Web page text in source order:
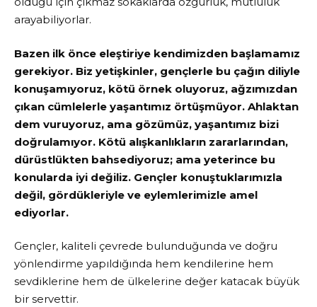
arayabiliyorlar.
Bazen ilk önce eleştiriye kendimizden başlamamız
gerekiyor. Biz yetişkinler, gençlerle bu çağın diliyle
konuşamıyoruz, kötü örnek oluyoruz, ağzımızdan
çıkan cümlelerle yaşantımız örtüşmüyor. Ahlaktan
dem vuruyoruz, ama gözümüz, yaşantımız bizi
doğrulamıyor. Kötü alışkanlıkların zararlarından,
dürüstlükten bahsediyoruz; ama yeterince bu
konularda iyi değiliz. Gençler konuştuklarımızla
değil, gördükleriyle ve eylemlerimizle amel
ediyorlar.
Gençler, kaliteli çevrede bulunduğunda ve doğru
yönlendirme yapıldığında hem kendilerine hem
sevdiklerine hem de ülkelerine değer katacak büyük
bir servettir.